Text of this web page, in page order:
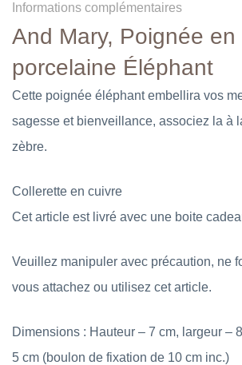
Informations complémentaires
And Mary, Poignée en
porcelaine Éléphant
Cette poignée éléphant embellira vos
sagesse et bienveillance, associez la à
zèbre.
Collerette en cuivre
Cet article est livré avec une boite
Veuillez manipuler avec précaution, ne
vous attachez ou utilisez cet article.
Dimensions : Hauteur – 7 cm, largeur –
5 cm (boulon de fixation de 10 cm inc.)